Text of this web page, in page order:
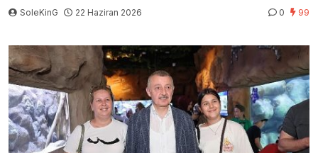
SoleKinG 22 Haziran 2026 0 99